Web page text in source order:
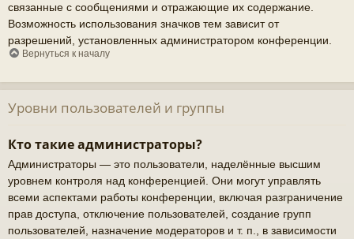
связанные с сообщениями и отражающие их содержание.
Возможность использования значков тем зависит от
разрешений, установленных администратором конференции.
Вернуться к началу
Уровни пользователей и группы
Кто такие администраторы?
Администраторы — это пользователи, наделённые высшим
уровнем контроля над конференцией. Они могут управлять
всеми аспектами работы конференции, включая разграничение
прав доступа, отключение пользователей, создание групп
пользователей, назначение модераторов и т. п., в зависимости